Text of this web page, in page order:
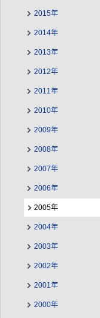
2015年
2014年
2013年
2012年
2011年
2010年
2009年
2008年
2007年
2006年
2005年
2004年
2003年
2002年
2001年
2000年